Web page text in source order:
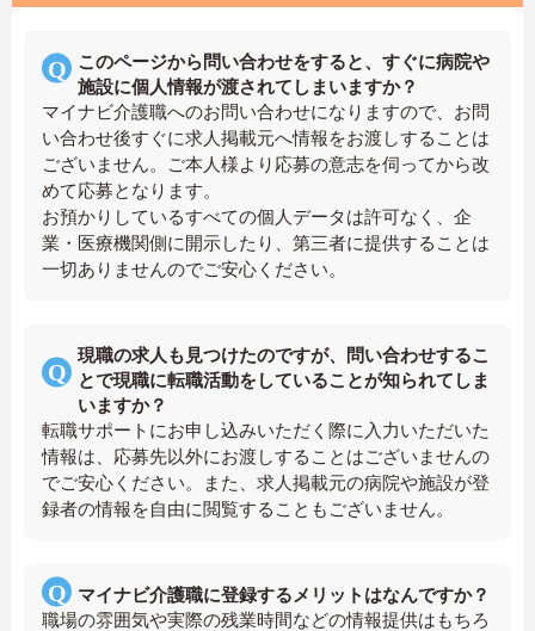
このページから問い合わせをすると、すぐに病院や
施設に個人情報が渡されてしまいますか？
マイナビ介護職へのお問い合わせになりますので、お問
い合わせ後すぐに求人掲載元へ情報をお渡しすることは
ございません。ご本人様より応募の意志を伺ってから改
めて応募となります。
お預かりしているすべての個人データは許可なく、企
業・医療機関側に開示したり、第三者に提供することは
一切ありませんのでご安心ください。
現職の求人も見つけたのですが、問い合わせするこ
とで現職に転職活動をしていることが知られてしま
いますか？
転職サポートにお申し込みいただく際に入力いただいた
情報は、応募先以外にお渡しすることはございませんの
でご安心ください。また、求人掲載元の病院や施設が登
録者の情報を自由に閲覧することもございません。
マイナビ介護職に登録するメリットはなんですか？
職場の雰囲気や実際の残業時間などの情報提供はもちろ